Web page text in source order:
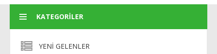
KATEGORILER
YENI GELENLER